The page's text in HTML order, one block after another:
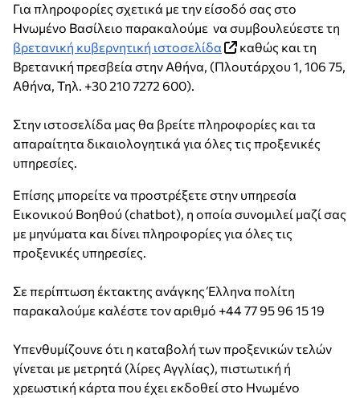
Για πληροφορίες σχετικά με την είσοδό σας στο
Ηνωμένο Βασίλειο παρακαλούμε να συμβουλεύεστε τη
βρετανική κυβερνητική ιστοσελίδα
καθώς και τη
Βρετανική πρεσβεία στην Αθήνα, (Πλουτάρχου 1, 106 75,
Αθήνα, Τηλ. +30 210 7272 600).
Στην ιστοσελίδα μας θα βρείτε πληροφορίες και τα
απαραίτητα δικαιολογητικά για όλες τις προξενικές
υπηρεσίες.
Επίσης μπορείτε να προστρέξετε στην υπηρεσία
Εικονικού Βοηθού (chatbot), η οποία συνομιλεί μαζί σας
με μηνύματα και δίνει πληροφορίες για όλες τις
προξενικές υπηρεσίες.
Σε περίπτωση έκτακτης ανάγκης Έλληνα πολίτη
παρακαλούμε καλέστε τον αριθμό +44 77 95 96 15 19
Υπενθυμίζουνε ότι η καταβολή των προξενικών τελών
γίνεται με μετρητά (λίρες Αγγλίας), πιστωτική ή
χρεωστική κάρτα που έχει εκδοθεί στο Ηνωμένο